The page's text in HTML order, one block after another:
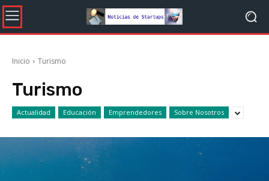
Inicio Turismo
Turismo
Actualidad Educación Emprendedores Sobre Nosotros